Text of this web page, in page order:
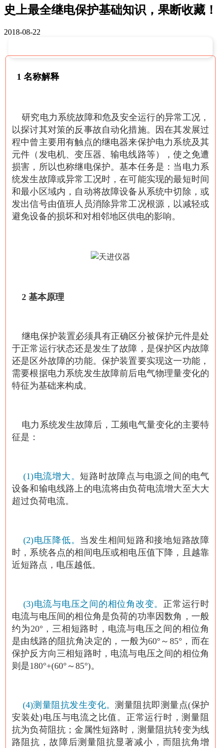
史上最全继电保护基础知识，果断收藏！
2018-08-22
1 名称解释
研究电力系统故障和危及安全运行的异常工况，
以探讨其对策的反事故自动化措施。因在其发展过
程中曾主要用有触点的继电器来保护电力系统及其
元件（发电机、变压器、输电线路等），使之免遭
损害，所以也称继电保护。基本任务是：当电力系
统发生故障或异常工况时，在可能实现的最短时间
和最小区域内，自动将故障设备从系统中切除，或
发出信号由值班人员消除异常工况根源，以减轻或
避免设备的损坏和对相邻地区供电的影响。
2 基本原理
继电保护装置必须具有正确区分被保护元件是处
于正常运行状态还是发生了故障，是保护区内故障
还是区外故障的功能。保护装置要实现这一功能，
需要根据电力系统发生故障前后电气物理量变化的
特征为基础来构成。
电力系统发生故障后，工频电气量变化的主要特
征是：
(1)电流增大。短路时故障点与电源之间的电气
设备和输电线路上的电流将由负荷电流增大至大大
超过负荷电流。
(2)电压降低。 当发生相间短路和接地短路故障
时，系统各点的相间电压或相电压值下降，且越靠
近短路点，电压越低。
(3)电流与电压之间的相位角改变。 正常运行时
电流与电压间的相位角是负荷的功率因数角，一般
约为20°，三相短路时，电流与电压之间的相位角
是由线路的阻抗角决定的，一般为60°～85°，而在
保护反方向三相短路时，电流与电压之间的相位角
则是180°+(60°～85°)。
(4)测量阻抗发生变化。测量阻抗即测量点(保护
安装处)电压与电流之比值。正常运行时，测量阻
抗为负荷阻抗；金属性短路时，测量阻抗转变为线
路阻抗，故障后测量阻抗显著减小，而阻抗角增